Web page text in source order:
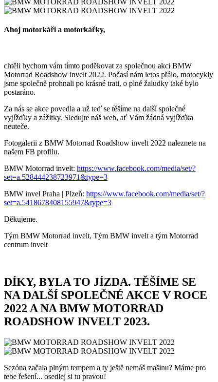
Ahoj motorkáři a motorkářky,
chtěli bychom vám tímto poděkovat za společnou akci BMW
Motorrad Roadshow invelt 2022. Počasí nám letos přálo, motocykly
jsme společně prohnali po krásné trati, o plné žaludky také bylo
postaráno.
Za nás se akce povedla a už teď se těšíme na další společné
vyjížďky a zážitky. Sledujte náš web, ať Vám žádná vyjížďka
neuteče.
Fotogalerii z BMW Motorrad Roadshow invelt 2022 naleznete na
našem FB profilu.
BMW Motorrad invelt: https://www.facebook.com/media/set/?
set=a.528444238723971&type=3
BMW invel Praha | Plzeň: https://www.facebook.com/media/set/?
set=a.5418678408155947&type=3
Děkujeme.
Tým BMW Motorrad invelt, Tým BMW invelt a tým Motorrad
centrum invelt
DÍKY, BYLA TO JÍZDA. TĚŠÍME SE
NA DALŠÍ SPOLEČNÉ AKCE V ROCE
2022 A NA BMW MOTORRAD
ROADSHOW INVELT 2023.
Sezóna začala plným tempem a ty ještě nemáš mašinu? Máme pro
tebe řešení... osedlej si tu pravou!